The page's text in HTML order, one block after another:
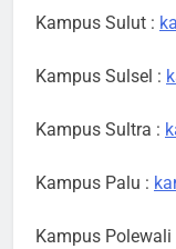
Kampus Sulut :
Kampus Sulsel :
Kampus Sultra :
Kampus Palu :
Kampus Polewali